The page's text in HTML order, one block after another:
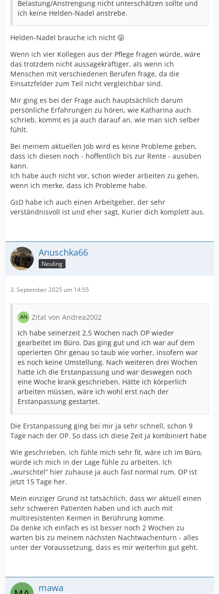
Belastung/Anstrengung nicht unterschätzen sollte und
ich keine Helden-Nadel anstrebe.
Helden-Nadel brauche ich nicht 😜
Wenn ich vier Kollegen aus der Pflege fragen würde, wäre
das trotzdem nicht aussagekräftiger, als wenn ich
Menschen mit verschiedenen Berufen frage, da die
Einsatzfelder zum Teil nicht vergleichbar sind.
Mir ging es bei der Frage auch hauptsächlich darum
persönliche Erfahrungen zu hören, wie Katharina auch
schrieb, kommt es ja auch darauf an, wie man sich selber
fühlt.
Bei meinem aktuellen Job wird es keine Probleme geben,
dass ich diesen noch - hoffentlich bis zur Rente - ausüben
kann.
Ich habe auch nicht vor, schon wieder arbeiten zu gehen,
wenn ich merke, dass ich Probleme habe.
GsD habe ich auch einen Arbeitgeber, der sehr
verständnisvoll ist und eher sagt, Kurier dich komplett aus.
Anuschka66
Neuling
3. September 2025 um 14:55
Zitat von Andrea2002
Ich habe seinerzeit 2,5 Wochen nach OP wieder
gearbeitet im Büro. Das ging gut und ich war auf dem
operierten Ohr genau so taub wie vorher, insofern war
es noch keine Umstellung. Nach weiteren drei Wochen
hatte ich die Erstanpassung und war deswegen noch
eine Woche krank geschrieben. Hätte ich körperlich
arbeiten müssen, wäre ich wohl erst nach der
Erstanpassung gestartet.
Die Erstanpassung ging bei mir ja sehr schnell, schon 9
Tage nach der OP. So dass ich diese Zeit ja kombiniert habe
Wie geschrieben, ich fühle mich sehr fit, wäre ich im Büro,
würde ich mich in der Lage fühle zu arbeiten. Ich
„wurschtel“ hier zuhause ja auch fast normal rum. OP ist
jetzt 15 Tage her.
Mein einziger Grund ist tatsächlich, dass wir aktuell einen
sehr schweren Patienten haben und ich auch mit
multiresistenten Keimen in Berührung komme.
Da denke ich einfach es ist besser noch 2 Wochen zu
warten bis zu meinem nächsten Nachtwachenturn - alles
unter der Voraussetzung, dass es mir weiterhin gut geht.
mawa